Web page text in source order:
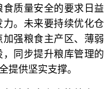
质量安全的要求日益
。未来要持续优化仓
强粮食主产区、薄弱
同步提升粮库管理的
提供坚实支撑。